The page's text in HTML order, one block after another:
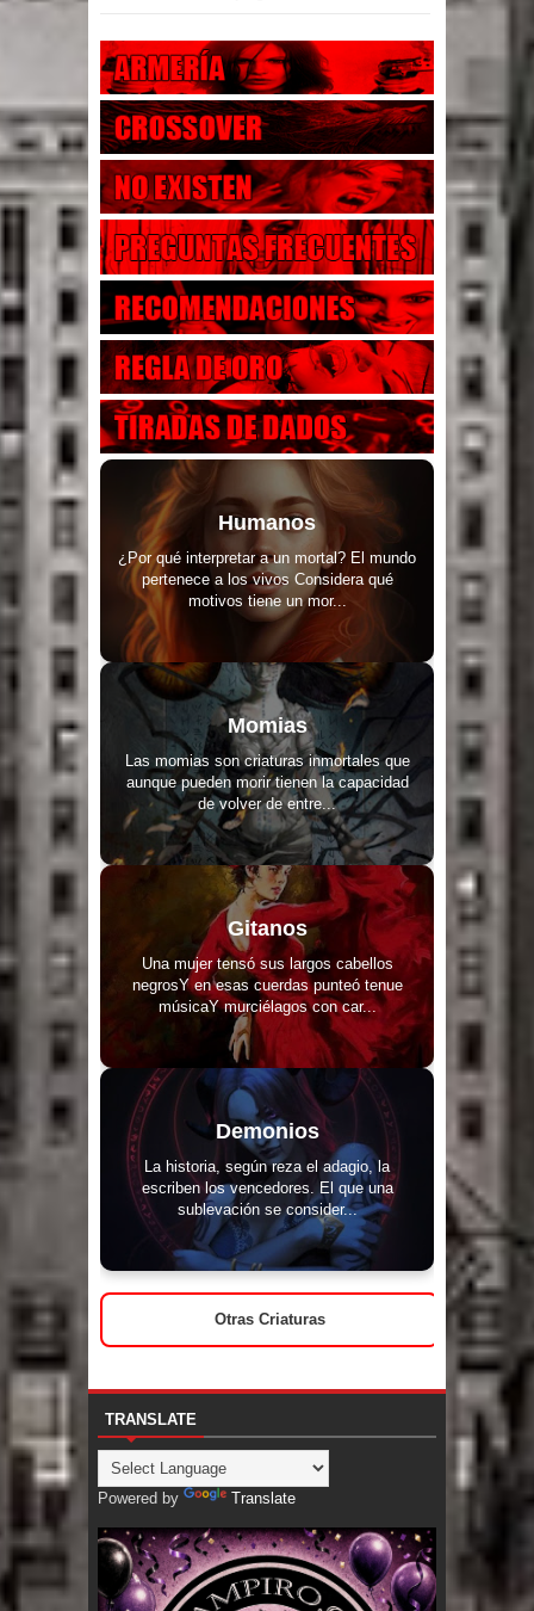
Humanos
¿Por qué interpretar a un mortal? El mundo
pertenece a los vivos Considera qué
motivos tiene un mor...
Momias
Las momias son criaturas inmortales que
aunque pueden morir tienen la capacidad
de volver de entre...
Gitanos
Una mujer tensó sus largos cabellos
negrosY en esas cuerdas punteó tenue
músicaY murciélagos con car...
Demonios
La historia, según reza el adagio, la
escriben los vencedores. El que una
sublevación se consider...
Otras Criaturas
TRANSLATE
Powered by Translate